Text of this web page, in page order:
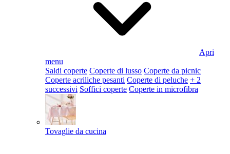
Apri
menu
Saldi coperte Coperte di lusso Coperte da picnic
Coperte acriliche pesanti Coperte di peluche + 2
successivi Soffici coperte Coperte in microfibra
Tovaglie da cucina